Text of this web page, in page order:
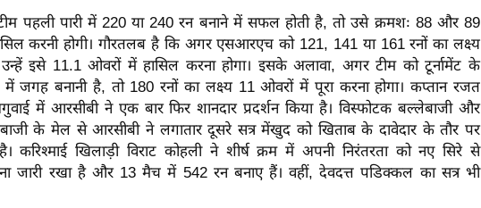
पहली पारी में 220 या 240 रन बनाने में सफल होती है, तो उसे क्रमशः 88 और 89
करनी होगी। गौरतलब है कि अगर एसआरएच को 121, 141 या 161 रनों का लक्ष्य
इसे 11.1 ओवरों में हासिल करना होगा। इसके अलावा, अगर टीम को टूर्नामेंट के
में जगह बनानी है, तो 180 रनों का लक्ष्य 11 ओवरों में पूरा करना होगा। कप्तान रजत
में आरसीबी ने एक बार फिर शानदार प्रदर्शन किया है। विस्फोटक बल्लेबाजी और
के मेल से आरसीबी ने लगातार दूसरे सत्र मेंखुद को खिताब के दावेदार के तौर पर
करिश्माई खिलाड़ी विराट कोहली ने शीर्ष क्रम में अपनी निरंतरता को नए सिरे से
जारी रखा है और 13 मैच में 542 रन बनाए हैं। वहीं, देवदत्त पडिक्कल का सत्र भी